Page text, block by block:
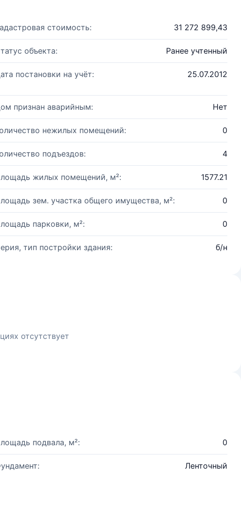
стоимость: 31 272 899,43
объекта: Ранее учтенный
постановки на учёт: 25.07.2012
признан аварийным: Нет
нежилых помещений: 0
подъездов: 4
жилых помещений, м²: 1577.21
зем. участка общего имущества, м²: 0
парковки, м²: 0
тип постройки здания: б/н
отсутствует
подвала, м²: 0
Ленточный